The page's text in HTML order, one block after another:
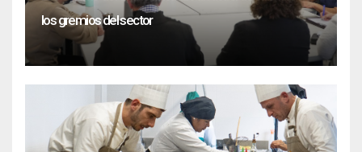
los gremios del sector